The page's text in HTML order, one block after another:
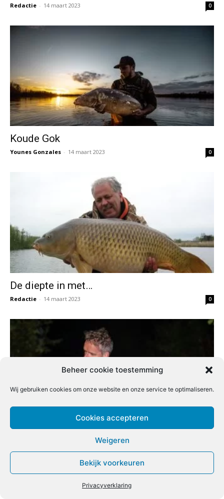
Beheer cookie toestemming
Wij gebruiken cookies om onze website en onze service te optimaliseren.
Cookies accepteren
Weigeren
Bekijk voorkeuren
Privacyverklaring
Redactie - 14 maart 2023 0
Koude Gok
Younes Gonzales - 14 maart 2023 0
De diepte in met…
Redactie - 14 maart 2023 0
De allround rig: de veelzijdige combinatie
van wafter en pop-up
22 februari 2023